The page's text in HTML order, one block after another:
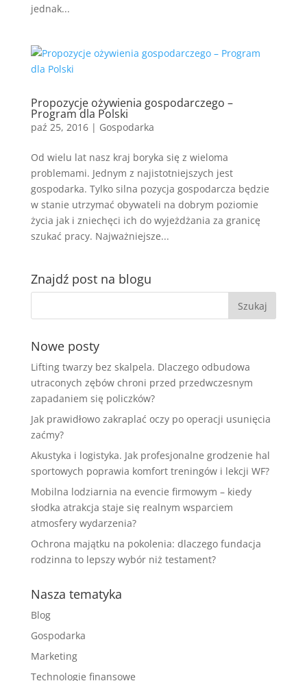
jednak...
Propozycje ożywienia gospodarczego –
Program dla Polski
paź 25, 2016| Gospodarka
Od wielu lat nasz kraj boryka się z wieloma
problemami. Jednym z najistotniejszych jest
gospodarka. Tylko silna pozycja gospodarcza będzie
w stanie utrzymać obywateli na dobrym poziomie
życia jak i zniechęci ich do wyjeżdżania za granicę
szukać pracy. Najważniejsze...
Znajdź post na blogu
Nowe posty
Lifting twarzy bez skalpela. Dlaczego odbudowa
utraconych zębów chroni przed przedwczesnym
zapadaniem się policzków?
Jak prawidłowo zakraplać oczy po operacji usunięcia
zaćmy?
Akustyka i logistyka. Jak profesjonalne grodzenie hal
sportowych poprawia komfort treningów i lekcji WF?
Mobilna lodziarnia na evencie firmowym – kiedy
słodka atrakcja staje się realnym wsparciem
atmosfery wydarzenia?
Ochrona majątku na pokolenia: dlaczego fundacja
rodzinna to lepszy wybór niż testament?
Nasza tematyka
Blog
Gospodarka
Marketing
Technologie finansowe